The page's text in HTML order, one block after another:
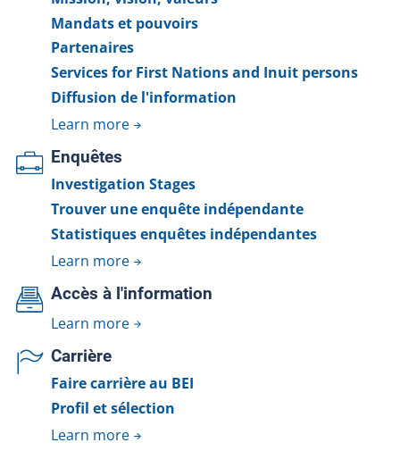
Mandats et pouvoirs
Partenaires
Services for First Nations and Inuit persons
Diffusion de l'information
Learn more
Enquêtes
Investigation Stages
Trouver une enquête indépendante
Statistiques enquêtes indépendantes
Learn more
Accès à l'information
Learn more
Carrière
Faire carrière au BEI
Profil et sélection
Learn more